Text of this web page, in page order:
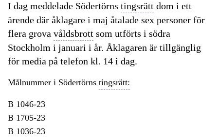
I dag meddelade Södertörns tingsrätt dom i ett
ärende där åklagare i maj åtalade sex personer för
flera grova våldsbrott som utförts i södra
Stockholm i januari i år. Åklagaren är tillgänglig
för media på telefon kl. 14 i dag.
Målnummer i Södertörns tingsrätt:
B 1046-23
B 1705-23
B 1036-23